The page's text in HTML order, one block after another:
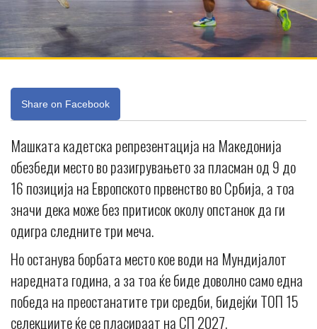
Share on Facebook
Машката кадетска репрезентација на Македонија
обезбеди место во разигрувањето за пласман од 9 до
16 позиција на Европското првенство во Србија, а тоа
значи дека може без притисок околу опстанок да ги
одигра следните три меча.
Но останува борбата место кое води на Мундијалот
наредната година, а за тоа ќе биде доволно само една
победа на преостанатите три средби, бидејќи ТОП 15
селекциите ќе се пласираат на СП 2027.